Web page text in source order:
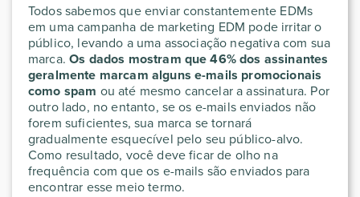
Todos sabemos que enviar constantemente EDMs
em uma campanha de marketing EDM pode irritar o
público, levando a uma associação negativa com sua
marca.Os dados mostram que 46% dos assinantes
geralmente marcam alguns e-mails promocionais
como spam ou até mesmo cancelar a assinatura. Por
outro lado, no entanto, se os e-mails enviados não
forem suficientes, sua marca se tornará
gradualmente esquecível pelo seu público-alvo.
Como resultado, você deve ficar de olho na
frequência com que os e-mails são enviados para
encontrar esse meio termo.